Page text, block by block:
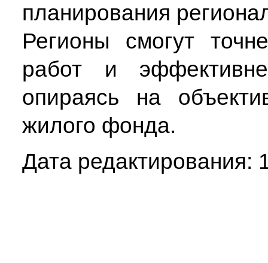
планирования
Регионы смогут
работ и
опираясь на
жилого фонда.
Дата редактирования: